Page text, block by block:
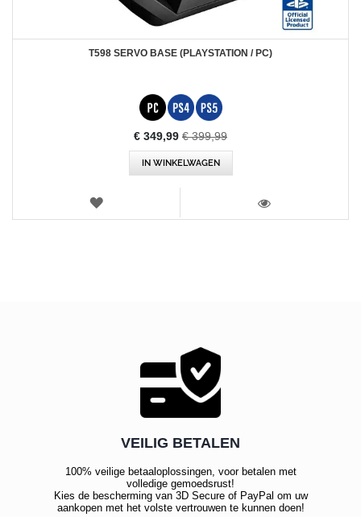
T598 SERVO BASE (PLAYSTATION / PC)
Aanbiedingsprijs
€ 349,99 € 399,99
IN WINKELWAGEN
VERLANGLIJST
WEERGEVEN
VEILIG BETALEN
100% veilige betaaloplossingen, voor betalen met
volledige gemoedsrust!
Kies de bescherming van 3D Secure of PayPal om uw
aankopen met het volste vertrouwen te kunnen doen!